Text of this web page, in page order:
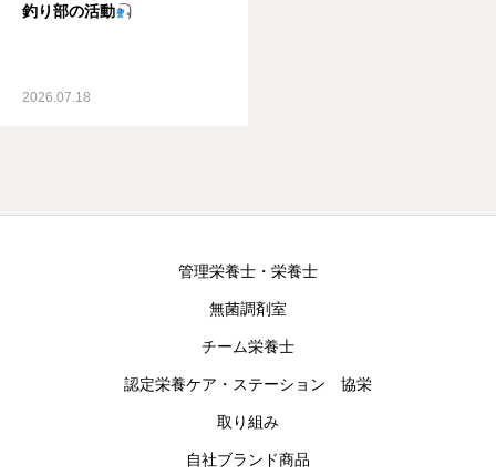
釣り部の活動
2026.07.18
管理栄養士・栄養士
無菌調剤室
チーム栄養士
認定栄養ケア・ステーション 協栄
取り組み
自社ブランド商品